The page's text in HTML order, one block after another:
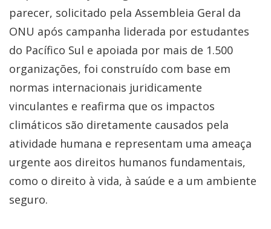
parecer, solicitado pela Assembleia Geral da
ONU após campanha liderada por estudantes
do Pacífico Sul e apoiada por mais de 1.500
organizações, foi construído com base em
normas internacionais juridicamente
vinculantes e reafirma que os impactos
climáticos são diretamente causados pela
atividade humana e representam uma ameaça
urgente aos direitos humanos fundamentais,
como o direito à vida, à saúde e a um ambiente
seguro.